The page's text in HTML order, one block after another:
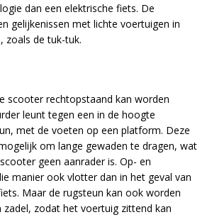
dan een elektrische fiets. De
gelijkenissen met lichte voertuigen in
zoals de tuk-tuk.
scooter rechtopstaand kan worden
leunt tegen een in de hoogte
met de voeten op een platform. Deze
om lange gewaden te dragen, wat
geen aanrader is. Op- en
manier ook vlotter dan in het geval van
Maar de rugsteun kan ook worden
zodat het voertuig zittend kan